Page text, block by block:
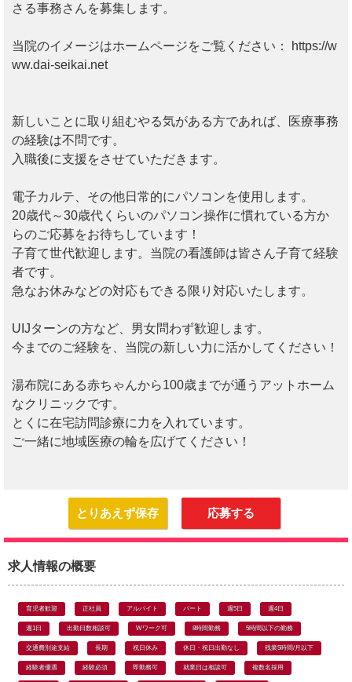
さる事務さんを募集します。
当院のイメージはホームページをご覧ください： https://w
ww.dai-seikai.net
新しいことに取り組むやる気がある方であれば、医療事務
の経験は不問です。
入職後に支援をさせていただきます。
電子カルテ、その他日常的にパソコンを使用します。
20歳代～30歳代くらいのパソコン操作に慣れている方か
らのご応募をお待ちしています！
子育て世代歓迎します。当院の看護師は皆さん子育て経験
者です。
急なお休みなどの対応もできる限り対応いたします。
UIJターンの方など、男女問わず歓迎します。
今までのご経験を、当院の新しい力に活かしてください！
湯布院にある赤ちゃんから100歳までが通うアットホーム
なクリニックです。
とくに在宅訪問診療に力を入れています。
ご一緒に地域医療の輪を広げてください！
とりあえず保存 応募する
求人情報の概要
育児者歓迎 正社員 アルバイト パート 週5日 週4日
週1日 出勤日数相談可 Wワーク可 8時間勤務 5時間以下の勤務
交通費別途支給 長期 祝日休み 休日・祝日出勤なし 残業5時間/月以下
経験者優遇 経験必須 即勤務可 就業日は相談可 複数名採用